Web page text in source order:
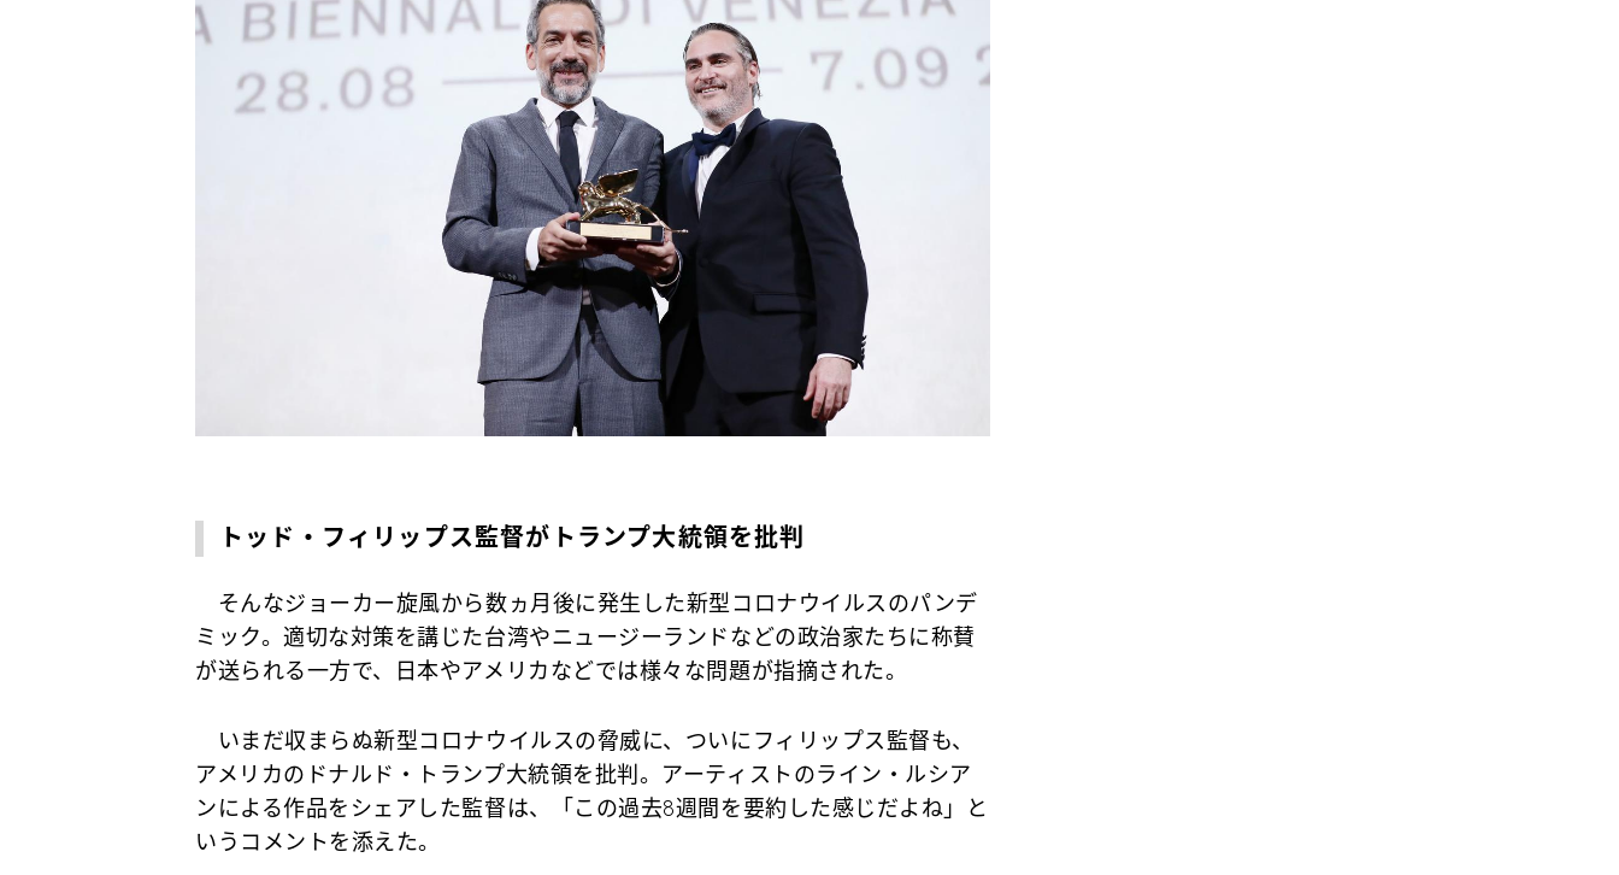
トッド・フィリップス監督がトランプ大統領を批判
そんなジョーカー旋風から数ヵ月後に発生した新型コロナウイルスのパンデ
ミック。適切な対策を講じた台湾やニュージーランドなどの政治家たちに称賛
が送られる一方で、日本やアメリカなどでは様々な問題が指摘された。
いまだ収まらぬ新型コロナウイルスの脅威に、ついにフィリップス監督も、
アメリカのドナルド・トランプ大統領を批判。アーティストのライン・ルシア
ンによる作品をシェアした監督は、「この過去8週間を要約した感じだよね」と
いうコメントを添えた。